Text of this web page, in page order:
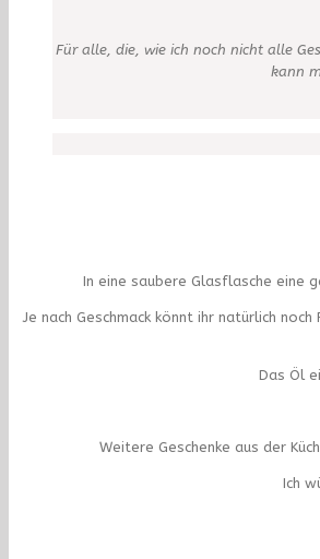
Für alle, die, wie ich noch nicht alle
kann
In eine saubere Glasflasche eine
Je nach Geschmack könnt ihr natürlich
Das Öl
Weitere Geschenke aus der
Ich